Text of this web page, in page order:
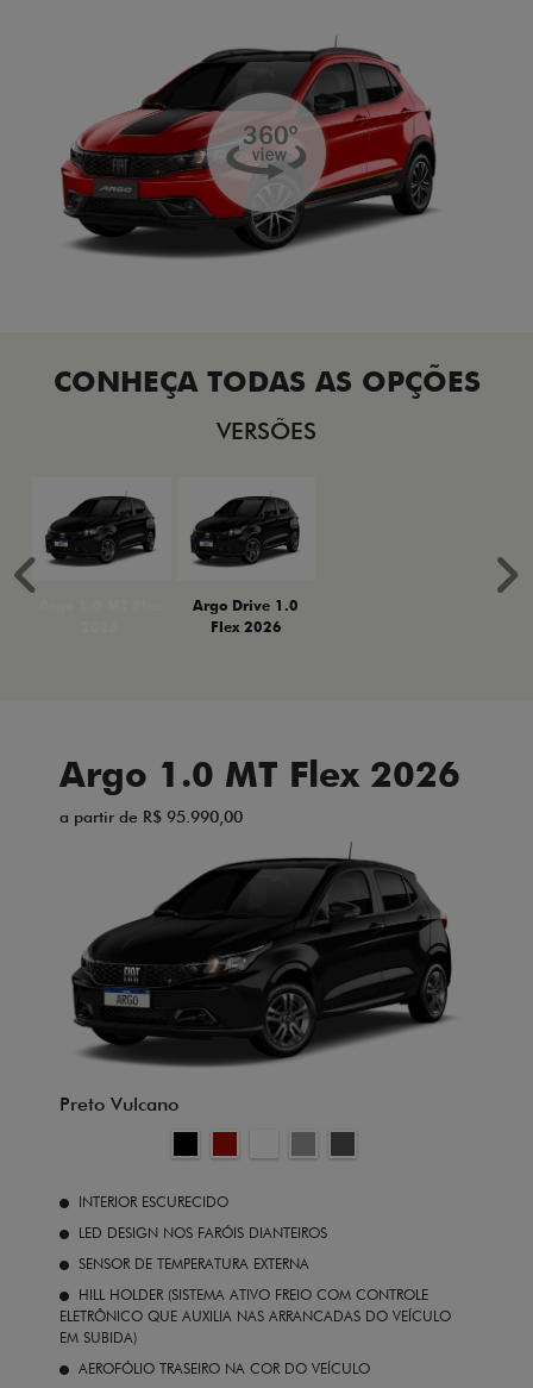
VERSÕES
Argo Drive 1.0
Flex 2026
Anterior
Argo 1.0 MT Flex 2026
a partir de R$ 95.990,00
Preto Vulcano
INTERIOR ESCURECIDO
LED DESIGN NOS FARÓIS DIANTEIROS
SENSOR DE TEMPERATURA EXTERNA
HILL HOLDER (SISTEMA ATIVO FREIO COM CONTROLE
ELETRÔNICO QUE AUXILIA NAS ARRANCADAS DO VEÍCULO
EM SUBIDA)
AEROFÓLIO TRASEIRO NA COR DO VEÍCULO